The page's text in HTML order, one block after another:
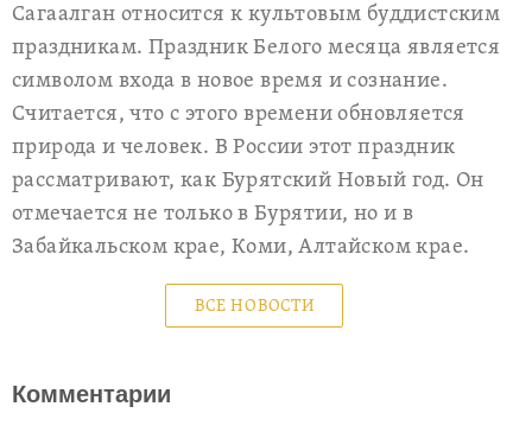
Сагаалган относится к культовым буддистским
праздникам. Праздник Белого месяца является
символом входа в новое время и сознание.
Считается, что с этого времени обновляется
природа и человек. В России этот праздник
рассматривают, как Бурятский Новый год. Он
отмечается не только в Бурятии, но и в
Забайкальском крае, Коми, Алтайском крае.
ВСЕ НОВОСТИ
Комментарии